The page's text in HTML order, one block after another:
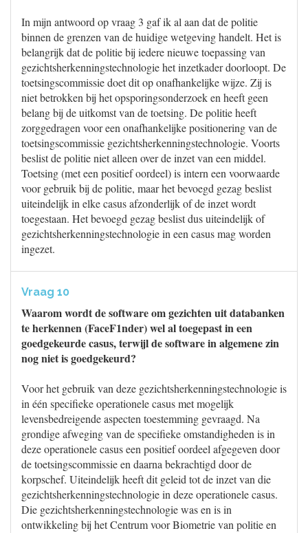
In mijn antwoord op vraag 3 gaf ik al aan dat de politie
binnen de grenzen van de huidige wetgeving handelt. Het is
belangrijk dat de politie bij iedere nieuwe toepassing van
gezichtsherkenningstechnologie het inzetkader doorloopt. De
toetsingscommissie doet dit op onafhankelijke wijze. Zij is
niet betrokken bij het opsporingsonderzoek en heeft geen
belang bij de uitkomst van de toetsing. De politie heeft
zorggedragen voor een onafhankelijke positionering van de
toetsingscommissie gezichtsherkenningstechnologie. Voorts
beslist de politie niet alleen over de inzet van een middel.
Toetsing (met een positief oordeel) is intern een voorwaarde
voor gebruik bij de politie, maar het bevoegd gezag beslist
uiteindelijk in elke casus afzonderlijk of de inzet wordt
toegestaan. Het bevoegd gezag beslist dus uiteindelijk of
gezichtsherkenningstechnologie in een casus mag worden
ingezet.
Vraag 10
Waarom wordt de software om gezichten uit databanken
te herkennen (FaceF1nder) wel al toegepast in een
goedgekeurde casus, terwijl de software in algemene zin
nog niet is goedgekeurd?
Voor het gebruik van deze gezichtsherkenningstechnologie is
in één specifieke operationele casus met mogelijk
levensbedreigende aspecten toestemming gevraagd. Na
grondige afweging van de specifieke omstandigheden is in
deze operationele casus een positief oordeel afgegeven door
de toetsingscommissie en daarna bekrachtigd door de
korpschef. Uiteindelijk heeft dit geleid tot de inzet van die
gezichtsherkenningstechnologie in deze operationele casus.
Die gezichtsherkenningstechnologie was en is in
ontwikkeling bij het Centrum voor Biometrie van politie en